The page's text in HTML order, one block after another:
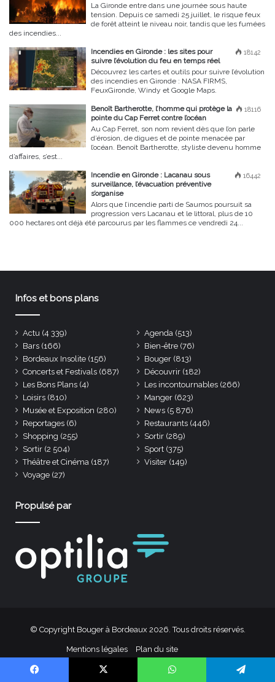
La Gironde entre dans une journée sous haute
tension. Depuis ce samedi 25 juillet, le risque feux
de forêt atteint le niveau noir, tandis que les fumées
des incendies...
18142
Incendies en Gironde : les sites pour
suivre l’évolution du feu en temps réel
Découvrez les cartes et outils pour suivre l’évolution
des incendies en Gironde : NASA FIRMS,
FeuxGironde, Windy et Google Maps.
18116
Benoît Bartherotte, l’homme qui protège la
pointe du Cap Ferret contre l’océan
Au Cap Ferret, son nom revient dès que l’on parle
d’érosion, de digues et de pointe menacée par
l’océan. Benoît Bartherotte, styliste devenu homme
d’affaires, s’est...
16442
Incendie en Gironde : Lacanau sous
surveillance, l’évacuation préventive
s’organise
Alors que l’incendie parti de Saumos poursuit sa
progression vers Lacanau et le littoral, plus de 10
000 hectares ont déjà été parcourus par les flammes ce vendredi 24...
Infos et bons plans
Actu (4 339) Agenda (513)
Bars (166) Bien-être (76)
Bordeaux Insolite (156) Bouger (813)
Concerts et Festivals (687) Découvrir (182)
Les Bons Plans (4) Les incontournables (266)
Loisirs (810) Manger (623)
Musée et Exposition (280) News (5 876)
Reportages (6) Restaurants (446)
Shopping (255) Sortir (289)
Sortir (2 504) Sport (375)
Théâtre et Cinéma (187) Visiter (149)
Voyage (27)
Propulsé par
© Copyright Bouger à Bordeaux 2026. Tous droits réservés.
Mentions légales Plan du site